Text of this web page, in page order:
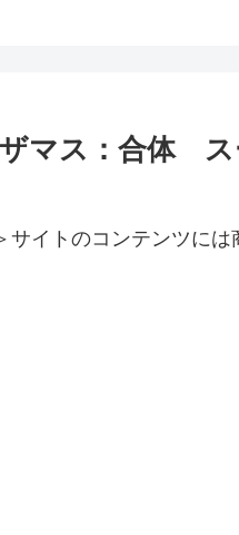
ザマス：合体
サイトのコンテンツには